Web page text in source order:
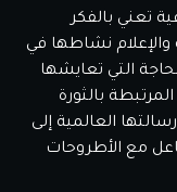
تعني بالفكر
والإعلام نشاطها في
الحاجة التي تعايشها
بالثورة
العالمية إلى
مع الأطروحات